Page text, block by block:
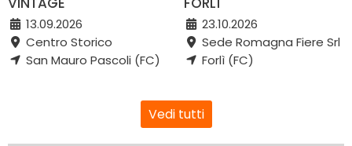
13.09.2026
Centro Storico
San Mauro Pascoli (FC)
23.10.2026
Sede Romagna Fiere Srl
Forlì (FC)
Vedi tutti